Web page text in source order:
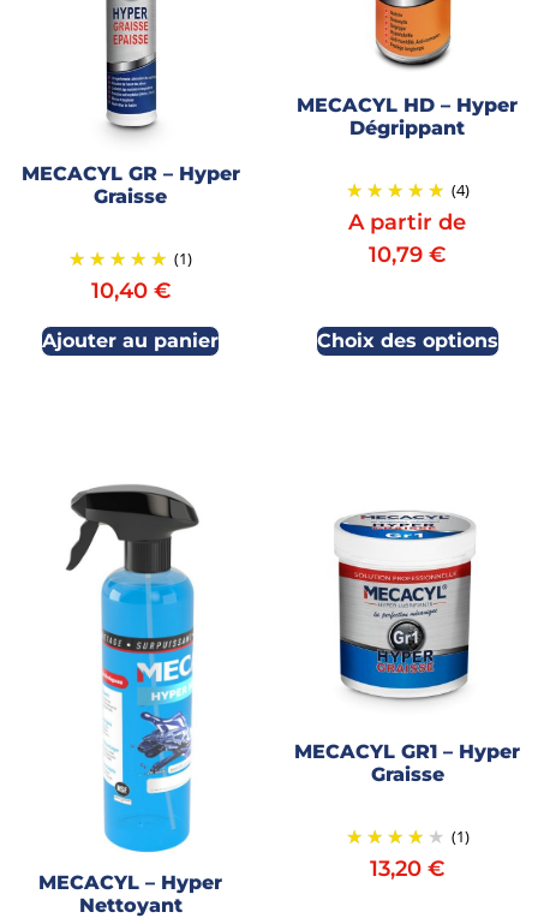
MECACYL GR – Hyper
Graisse
(1)
10,40 €
Ajouter au panier
MECACYL HD – Hyper
Dégrippant
(4)
A partir de
10,79€
Choix des options
MECACYL – Hyper
Nettoyant
MECACYL GR1 – Hyper
Graisse
(1)
13,20€